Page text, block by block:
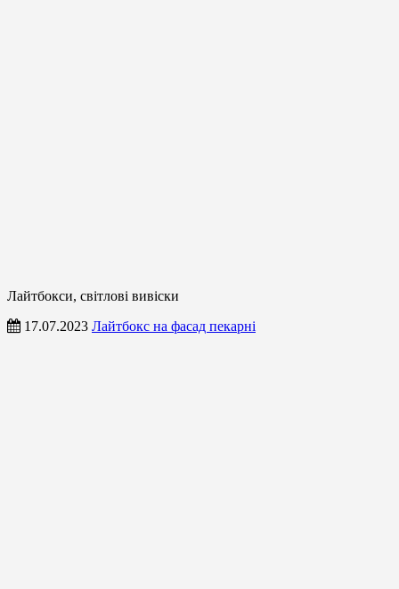
Лайтбокси, світлові вивіски
17.07.2023 Лайтбокс на фасад пекарні